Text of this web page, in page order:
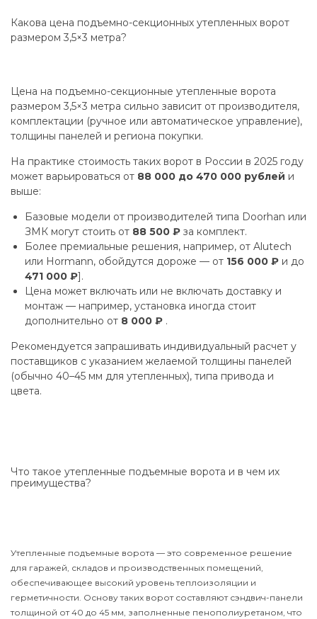
Какова цена подъемно-секционных утепленных ворот
размером 3,5×3 метра?
Цена на подъемно-секционные утепленные ворота
размером 3,5×3 метра сильно зависит от производителя,
комплектации (ручное или автоматическое управление),
толщины панелей и региона покупки.
На практике стоимость таких ворот в России в 2025 году
может варьироваться от 88 000 до 470 000 рублей и
выше:
Базовые модели от производителей типа Doorhan или
ЗМК могут стоить от 88 500 ₽ за комплект.
Более премиальные решения, например, от Alutech
или Hormann, обойдутся дороже — от 156 000 ₽ и до
471 000 ₽].
Цена может включать или не включать доставку и
монтаж — например, установка иногда стоит
дополнительно от 8 000 ₽ .
Рекомендуется запрашивать индивидуальный расчет у
поставщиков с указанием желаемой толщины панелей
(обычно 40–45 мм для утепленных), типа привода и
цвета.
Что такое утепленные подъемные ворота и в чем их
преимущества?
Утепленные подъемные ворота — это современное решение
для гаражей, складов и производственных помещений,
обеспечивающее высокий уровень теплоизоляции и
герметичности. Основу таких ворот составляют сэндвич-панели
толщиной от 40 до 45 мм, заполненные пенополиуретаном, что